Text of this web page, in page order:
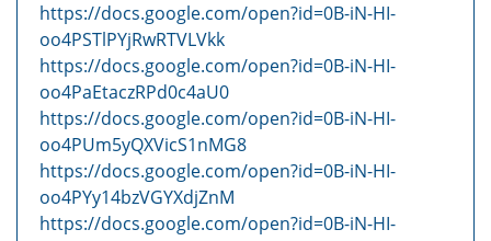
https://docs.google.com/open?id=0B-iN-HI-
oo4PSTlPYjRwRTVLVkk
https://docs.google.com/open?id=0B-iN-HI-
oo4PaEtaczRPd0c4aU0
https://docs.google.com/open?id=0B-iN-HI-
oo4PUm5yQXVicS1nMG8
https://docs.google.com/open?id=0B-iN-HI-
oo4PYy14bzVGYXdjZnM
https://docs.google.com/open?id=0B-iN-HI-